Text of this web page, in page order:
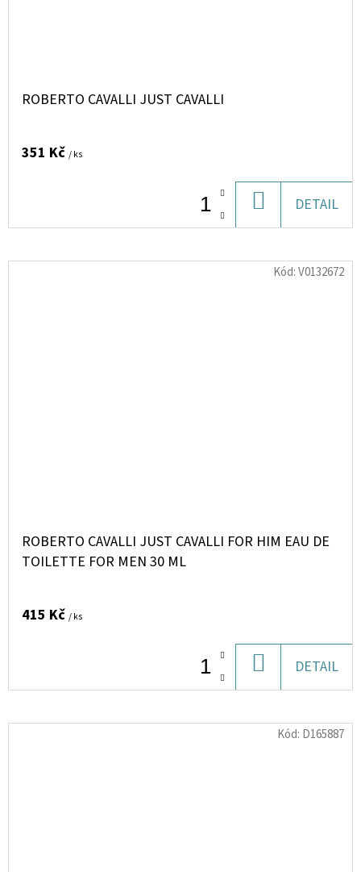
ROBERTO CAVALLI JUST CAVALLI
351 Kč / ks
KOŠÍKU
DETAIL
ROBERTO CAVALLI JUST CAVALLI FOR HIM EAU DE
TOILETTE FOR MEN 30 ML
415 Kč / ks
KOŠÍKU
DETAIL
Kód:V0132672
Kód: D165887